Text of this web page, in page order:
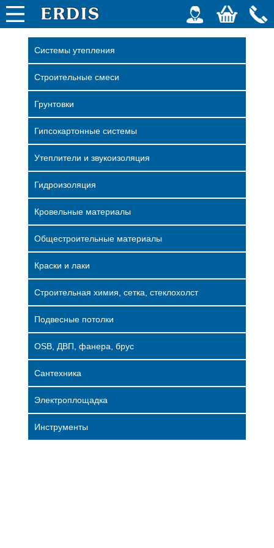
Системы утепления
Строительные смеси
Грунтовки
Гипсокартонные системы
Утеплители и звукоизоляция
Гидроизоляция
Кровельные материалы
Общестроительные материалы
Краски и лаки
Строительная химия, сетка, стеклохолст
Подвесные потолки
OSB, ДВП, фанера, брус
Сантехника
Электроплощадка
Инструменты